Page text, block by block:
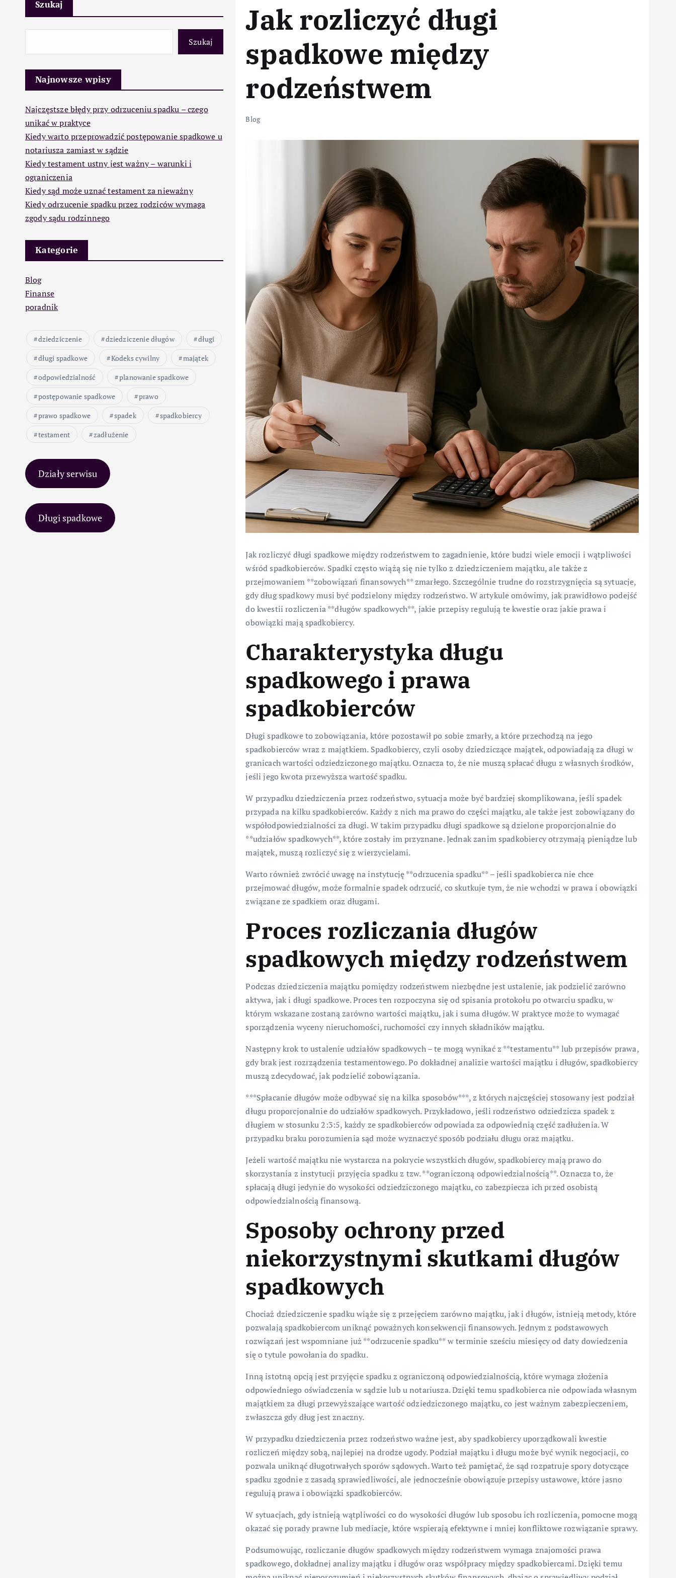
Szukaj
Szukaj
Najnowsze wpisy
Najczęstsze błędy przy odrzuceniu spadku – czego
unikać w praktyce
Kiedy warto przeprowadzić postępowanie spadkowe u
notariusza zamiast w sądzie
Kiedy testament ustny jest ważny – warunki i
ograniczenia
Kiedy sąd może uznać testament za nieważny
Kiedy odrzucenie spadku przez rodziców wymaga
zgody sądu rodzinnego
Kategorie
Blog
Finanse
poradnik
dziedziczenie dziedziczenie długów
długi
długi spadkowe
Kodeks cywilny
majątek
odpowiedzialność
planowanie spadkowe
postępowanie spadkowe
prawo
prawo spadkowe
spadek
spadkobiercy
testament
zadłużenie
Działy serwisu
Długi spadkowe
Jak rozliczyć długi
spadkowe między
rodzeństwem
Blog
Jak rozliczyć długi spadkowe między rodzeństwem to zagadnienie, które budzi wiele emocji i wątpliwości
wśród spadkobierców. Spadki często wiążą się nie tylko z dziedziczeniem majątku, ale także z
przejmowaniem **zobowiązań finansowych** zmarłego. Szczególnie trudne do rozstrzygnięcia są sytuacje,
gdy dług spadkowy musi być podzielony między rodzeństwo. W artykule omówimy, jak prawidłowo podejść
do kwestii rozliczenia **długów spadkowych**, jakie przepisy regulują te kwestie oraz jakie prawa i
obowiązki mają spadkobiercy.
Charakterystyka długu
spadkowego i prawa
spadkobierców
Długi spadkowe to zobowiązania, które pozostawił po sobie zmarły, a które przechodzą na jego
spadkobierców wraz z majątkiem. Spadkobiercy, czyli osoby dziedziczące majątek, odpowiadają za długi w
granicach wartości odziedziczonego majątku. Oznacza to, że nie muszą spłacać długu z własnych środków,
jeśli jego kwota przewyższa wartość spadku.
W przypadku dziedziczenia przez rodzeństwo, sytuacja może być bardziej skomplikowana, jeśli spadek
przypada na kilku spadkobierców. Każdy z nich ma prawo do części majątku, ale także jest zobowiązany do
współodpowiedzialności za długi. W takim przypadku długi spadkowe są dzielone proporcjonalnie do
**udziałów spadkowych**, które zostały im przyznane. Jednak zanim spadkobiercy otrzymają pieniądze lub
majątek, muszą rozliczyć się z wierzycielami.
Warto również zwrócić uwagę na instytucję **odrzucenia spadku** – jeśli spadkobierca nie chce
przejmować długów, może formalnie spadek odrzucić, co skutkuje tym, że nie wchodzi w prawa i obowiązki
związane ze spadkiem oraz długami.
Proces rozliczania długów
spadkowych między rodzeństwem
Podczas dziedziczenia majątku pomiędzy rodzeństwem niezbędne jest ustalenie, jak podzielić zarówno
aktywa, jak i długi spadkowe. Proces ten rozpoczyna się od spisania protokołu po otwarciu spadku, w
którym wskazane zostaną zarówno wartości majątku, jak i suma długów. W praktyce może to wymagać
sporządzenia wyceny nieruchomości, ruchomości czy innych składników majątku.
Następny krok to ustalenie udziałów spadkowych – te mogą wynikać z **testamentu** lub przepisów prawa,
gdy brak jest rozrządzenia testamentowego. Po dokładnej analizie wartości majątku i długów, spadkobiercy
muszą zdecydować, jak podzielić zobowiązania.
***Spłacanie długów może odbywać się na kilka sposobów***, z których najczęściej stosowany jest podział
długu proporcjonalnie do udziałów spadkowych. Przykładowo, jeśli rodzeństwo odziedzicza spadek z
długiem w stosunku 2:3:5, każdy ze spadkobierców odpowiada za odpowiednią część zadłużenia. W
przypadku braku porozumienia sąd może wyznaczyć sposób podziału długu oraz majątku.
Jeżeli wartość majątku nie wystarcza na pokrycie wszystkich długów, spadkobiercy mają prawo do
skorzystania z instytucji przyjęcia spadku z tzw. **ograniczoną odpowiedzialnością**. Oznacza to, że
spłacają długi jedynie do wysokości odziedziczonego majątku, co zabezpiecza ich przed osobistą
odpowiedzialnością finansową.
Sposoby ochrony przed
niekorzystnymi skutkami długów
spadkowych
Chociaż dziedziczenie spadku wiąże się z przejęciem zarówno majątku, jak i długów, istnieją metody, które
pozwalają spadkobiercom uniknąć poważnych konsekwencji finansowych. Jednym z podstawowych
rozwiązań jest wspomniane już **odrzucenie spadku** w terminie sześciu miesięcy od daty dowiedzenia
się o tytule powołania do spadku.
Inną istotną opcją jest przyjęcie spadku z ograniczoną odpowiedzialnością, które wymaga złożenia
odpowiedniego oświadczenia w sądzie lub u notariusza. Dzięki temu spadkobierca nie odpowiada własnym
majątkiem za długi przewyższające wartość odziedziczonego majątku, co jest ważnym zabezpieczeniem,
zwłaszcza gdy dług jest znaczny.
W przypadku dziedziczenia przez rodzeństwo ważne jest, aby spadkobiercy uporządkowali kwestie
rozliczeń między sobą, najlepiej na drodze ugody. Podział majątku i długu może być wynik negocjacji, co
pozwala uniknąć długotrwałych sporów sądowych. Warto też pamiętać, że sąd rozpatruje spory dotyczące
spadku zgodnie z zasadą sprawiedliwości, ale jednocześnie obowiązuje przepisy ustawowe, które jasno
regulują prawa i obowiązki spadkobierców.
W sytuacjach, gdy istnieją wątpliwości co do wysokości długów lub sposobu ich rozliczenia, pomocne mogą
okazać się porady prawne lub mediacje, które wspierają efektywne i mniej konfliktowe rozwiązanie sprawy.
Podsumowując, rozliczanie długów spadkowych między rodzeństwem wymaga znajomości prawa
spadkowego, dokładnej analizy majątku i długów oraz współpracy między spadkobiercami. Dzięki temu